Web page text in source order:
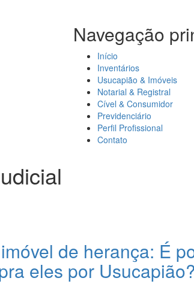
Navegação
Início
Inventários
Usucapião & Imóveis
Notarial & Registral
Cível & Consumidor
Previdenciário
Perfil Profissional
Contato
de herança: É
eles por Usucapião?